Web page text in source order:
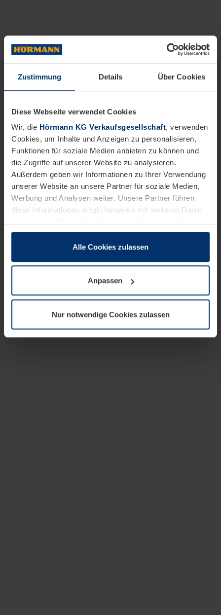
Zustimmung Details Über Cookies
Diese Webseite verwendet Cookies
Wir, die Hörmann KG Verkaufsgesellschaft, verwenden
Cookies, um Inhalte und Anzeigen zu personalisieren,
Funktionen für soziale Medien anbieten zu können und
die Zugriffe auf unserer Website zu analysieren.
Außerdem geben wir Informationen zu Ihrer Verwendung
unserer Website an unsere Partner für soziale Medien,
Werbung und Analysen weiter. Unsere Partner führen
diese Informationen möglicherweise mit weiteren Daten
sie im Rahmen Ihrer Nutzung der Dienste gesammelt
wenn diese für den Betrieb dieser Seite unbedingt
notwendig sind. Für alle anderen Cookie-Typen benötigen
wir Ihre Erlaubnis. Ihre Einwilligung können Sie jederzeit
Datenschutzerklärungunserer Website ändern oder
widerrufen.
Alle Cookies zulassen
Anpassen
Nur notwendige Cookies zulassen